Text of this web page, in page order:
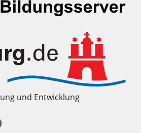
und Entwicklung